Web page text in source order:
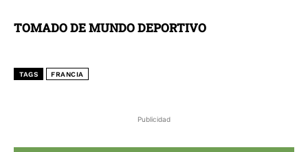
Publicidad
TOMADO DE MUNDO DEPORTIVO
TAGS FRANCIA